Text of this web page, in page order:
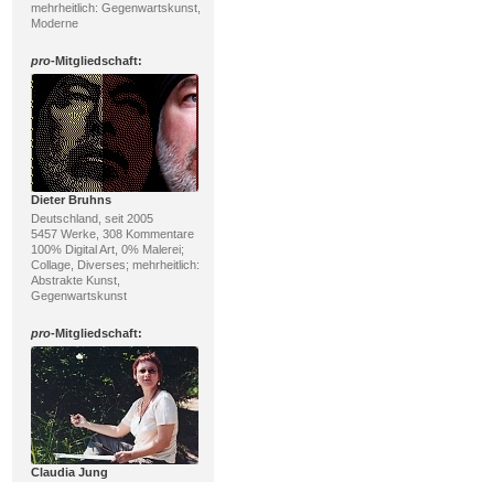
mehrheitlich: Gegenwartskunst,
Moderne
pro-Mitgliedschaft:
Dieter Bruhns
Deutschland, seit 2005
5457 Werke, 308 Kommentare
100% Digital Art, 0% Malerei;
Collage, Diverses; mehrheitlich:
Abstrakte Kunst,
Gegenwartskunst
pro-Mitgliedschaft:
Claudia Jung